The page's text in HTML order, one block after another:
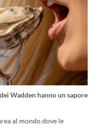
Wadden hanno un sapore
al mondo dove le